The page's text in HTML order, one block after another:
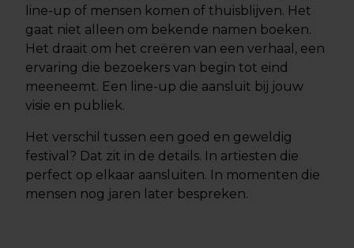
line-up of mensen komen of thuisblijven. Het
gaat niet alleen om bekende namen boeken.
Het draait om het creëren van een verhaal, een
ervaring die bezoekers van begin tot eind
meeneemt. Een line-up die aansluit bij jouw
visie en publiek.
Het verschil tussen een goed en geweldig
festival? Dat zit in de details. In artiesten die
perfect op elkaar aansluiten. In momenten die
mensen nog jaren later bespreken.